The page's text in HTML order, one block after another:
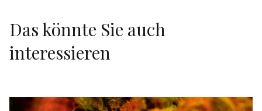
Das könnte Sie auch
interessieren